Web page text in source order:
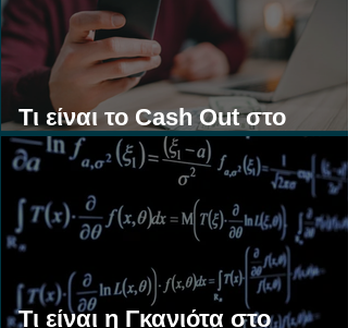
Τι είναι το Cash Out στο
Στοίχημα;
Τι είναι η Γκανιότα στο